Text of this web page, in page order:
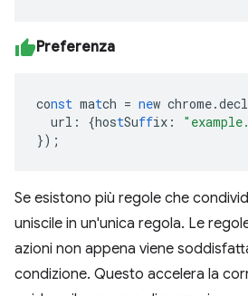
Preferenza
const match = new
url : {hostSuffix :
});
Se esistono più regole che
uniscile in un'unica regola. Le
azioni non appena viene
condizione. Questo accelera la